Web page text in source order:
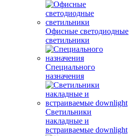
Офисные светодиодные
светильники
Специального
назначения
Светильники
накладные и
встраиваемые downlight